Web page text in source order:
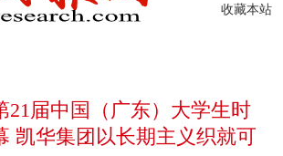
收藏本站
21届中国（广东）大学生时
凯华集团以长期主义织就可